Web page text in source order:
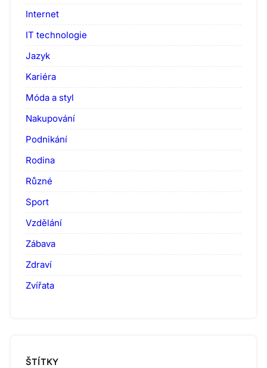
Internet
IT technologie
Jazyk
Kariéra
Móda a styl
Nakupování
Podnikání
Rodina
Různé
Sport
Vzdělání
Zábava
Zdraví
Zvířata
ŠTÍTKY